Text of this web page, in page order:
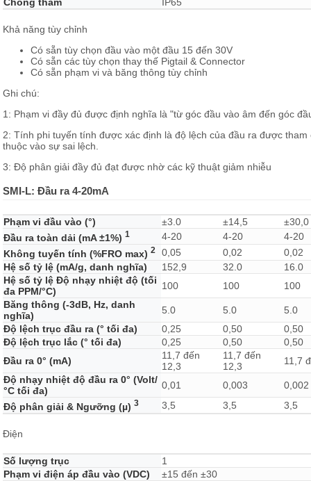
Khả năng tùy chỉnh
Có sẵn tùy chọn đầu vào một đầu 15 đến 30V
Có sẵn các tùy chọn thay thế Pigtail & Connector
Có sẵn phạm vi và băng thông tùy chỉnh
Ghi chú:
1: Phạm vi đầy đủ được định nghĩa là "từ góc đầu vào âm đến góc
2: Tính phi tuyến tính được xác định là độ lệch của đầu ra được
thuộc vào sự sai lệch.
3: Độ phân giải đầy đủ đạt được nhờ các kỹ thuật giảm nhiễu
SMI-L: Đầu ra 4-20mA
Phạm vi đầu vào (°) ±3.0 ±14,5
±30,0
Đầu ra toàn dải (mA ±1%) 1 4-20 4-20
4-20
Không tuyến tính (%FRO max) 2 0,05 0,02
0,02
Hệ số tỷ lệ (mA/g, danh nghĩa)
152,9 32.0
16.0
Hệ số tỷ lệ Độ nhạy nhiệt độ (tối
đa PPM/°C)
100 100
100
Băng thông (-3dB, Hz, danh
nghĩa)
5.0 5.0
5.0
Độ lệch trục đầu ra (° tối đa)
0,25 0,50
0,50
Độ lệch trục lắc (° tối đa)
0,25 0,50
0,50
Đầu ra 0° (mA)
11,7 đến
12,3
11,7 đến
12,3
11,7
Độ nhạy nhiệt độ đầu ra 0° (Volt/
°C tối đa)
0,01 0,003
0,002
Độ phân giải & Ngưỡng (µ) 3 3,5 3,5 3,5
Điện
Số lượng trục
1
Phạm vi điện áp đầu vào (VDC)
±15 đến ±30